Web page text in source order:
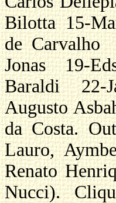
Bilotta 15-
de Carvalho
Jonas 19-
Baraldi 22-
Augusto
da Costa.
Lauro,
Renato
Nucci).